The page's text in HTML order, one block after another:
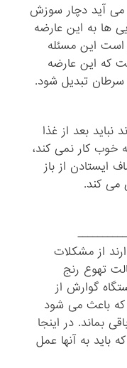
می آید دچار سوزش
%۷ از آمریکایی ها به این عارضه
است این مسئله
که این عارضه
تبدیل شود.
نباید بعد از غذا
خوب کار نمی کند،
ایستادن از باز
می کند.
از مشکلات
تهوع رنج
گوارش از
باعث می شود
بماند. در اینجا
باید به آنها عمل